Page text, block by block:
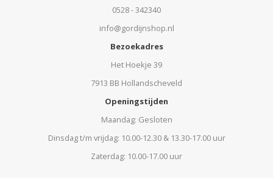
0528 - 342340
info@gordijnshop.nl
Bezoekadres
Het Hoekje 39
7913 BB Hollandscheveld
Openingstijden
Maandag: Gesloten
Dinsdag t/m vrijdag: 10.00-12.30 & 13.30-17.00 uur
Zaterdag: 10.00-17.00 uur